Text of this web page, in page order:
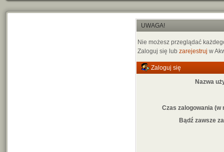
UWAGA!
Nie możesz przeglądać
Zaloguj się lubzarejestruj w
Zaloguj się
Nazwa
Czas zalogowania (w
Bądź zawsze